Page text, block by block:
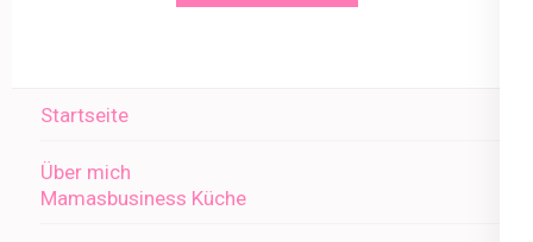
Startseite
Über mich
Mamasbusiness Küche